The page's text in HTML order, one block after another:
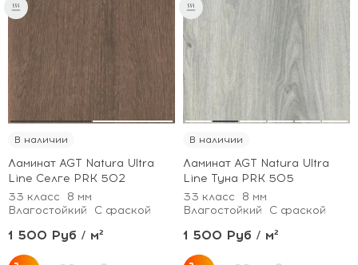
В наличии
Ламинат AGT Natura Ultra
Line Селге PRK 502
33 класс
8 мм
Влагостойкий
С фаской
1 500 Руб / м²
В наличии
Ламинат AGT Natura Ultra
Line Туна PRK 505
33 класс
8 мм
Влагостойкий
С фаской
1 500 Руб / м²